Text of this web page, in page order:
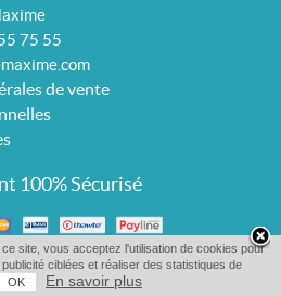
75 55
de vente
100% Sécurisé
site, vous acceptez l'utilisation de cookies pour
ciblées et réaliser des statistiques de
OK En savoir plus